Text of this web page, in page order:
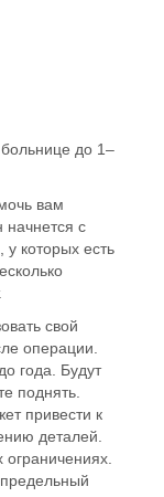
до 1–
вам
начнется с
которых есть
свой
операции.
года. Будут
поднять.
привести к
деталей.